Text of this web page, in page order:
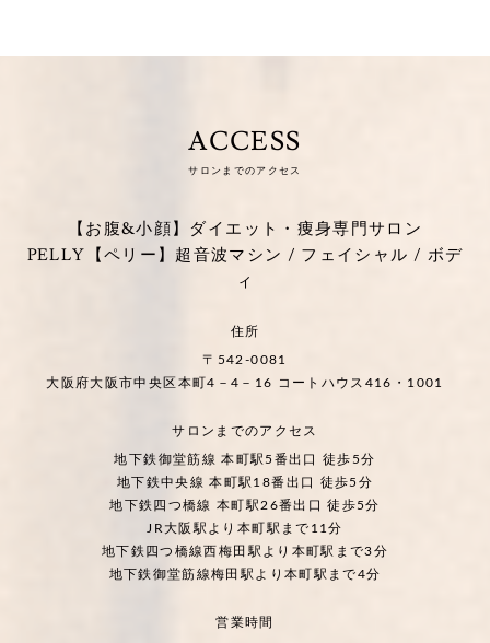
ACCESS
サロンまでのアクセス
【お腹&小顔】ダイエット・痩身専門サロン
PELLY【ペリー】超音波マシン / フェイシャル / ボデ
ィ
住所
〒542-0081
大阪府大阪市中央区本町4－4－16 コートハウス416・1001
サロンまでのアクセス
地下鉄御堂筋線 本町駅5番出口 徒歩5分
地下鉄中央線 本町駅18番出口 徒歩5分
地下鉄四つ橋線 本町駅26番出口 徒歩5分
JR大阪駅より本町駅まで11分
地下鉄四つ橋線西梅田駅より本町駅まで3分
地下鉄御堂筋線梅田駅より本町駅まで4分
営業時間